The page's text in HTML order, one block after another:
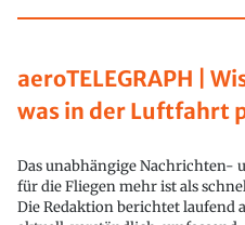
aeroTELEGRAPH |
was in der Luftfahrt
Das unabhängige Nachrichten-
für die Fliegen mehr ist als
Die Redaktion berichtet laufend